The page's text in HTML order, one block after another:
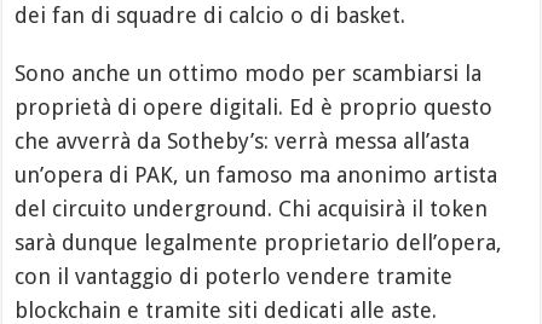
dei fan di squadre di calcio o di basket.
Sono anche un ottimo modo per scambiarsi la
proprietà di opere digitali. Ed è proprio questo
che avverrà da Sotheby’s: verrà messa all’asta
un’opera di PAK, un famoso ma anonimo artista
del circuito underground. Chi acquisirà il token
sarà dunque legalmente proprietario dell’opera,
con il vantaggio di poterlo vendere tramite
blockchain e tramite siti dedicati alle aste.